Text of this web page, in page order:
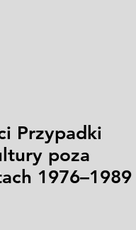
Przypadki
poza
1976–1989